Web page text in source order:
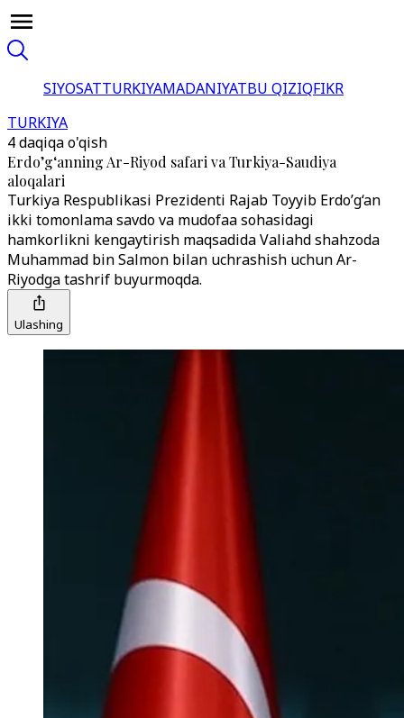
SIYOSATTURKIYAMADANIYATBU QIZIQFIKR
TURKIYA
4 daqiqa o'qish
Erdo’g‘anning Ar-Riyod safari va Turkiya-Saudiya
aloqalari
Turkiya Respublikasi Prezidenti Rajab Toyyib Erdo’g‘an
ikki tomonlama savdo va mudofaa sohasidagi
hamkorlikni kengaytirish maqsadida Valiahd shahzoda
Muhammad bin Salmon bilan uchrashish uchun Ar-
Riyodga tashrif buyurmoqda.
Ulashing